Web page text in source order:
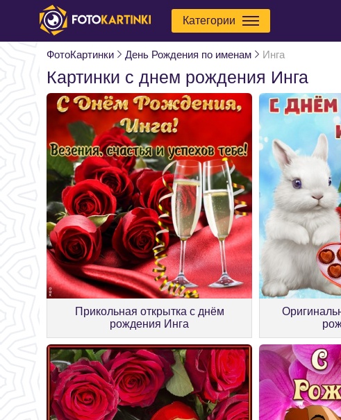
Категории
ФотоКартинки День Рождения по именам Инга
Картинки с днем рождения Инга
Прикольная открытка с днём
рождения Инга